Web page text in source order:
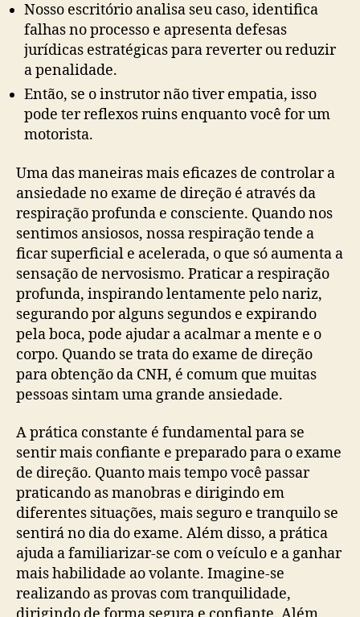
Nosso escritório analisa seu caso, identifica
falhas no processo e apresenta defesas
jurídicas estratégicas para reverter ou reduzir
a penalidade.
Então, se o instrutor não tiver empatia, isso
pode ter reflexos ruins enquanto você for um
motorista.
Uma das maneiras mais eficazes de controlar a
ansiedade no exame de direção é através da
respiração profunda e consciente. Quando nos
sentimos ansiosos, nossa respiração tende a
ficar superficial e acelerada, o que só aumenta a
sensação de nervosismo. Praticar a respiração
profunda, inspirando lentamente pelo nariz,
segurando por alguns segundos e expirando
pela boca, pode ajudar a acalmar a mente e o
corpo. Quando se trata do exame de direção
para obtenção da CNH, é comum que muitas
pessoas sintam uma grande ansiedade.
A prática constante é fundamental para se
sentir mais confiante e preparado para o exame
de direção. Quanto mais tempo você passar
praticando as manobras e dirigindo em
diferentes situações, mais seguro e tranquilo se
sentirá no dia do exame. Além disso, a prática
ajuda a familiarizar-se com o veículo e a ganhar
mais habilidade ao volante. Imagine-se
realizando as provas com tranquilidade,